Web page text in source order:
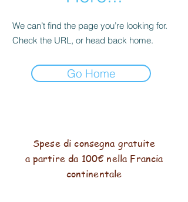
We can’t find the page you’re looking for.
Check the URL, or head back home.
Go Home
Spese di consegna gratuite
a partire da 100€ nella Francia
continentale